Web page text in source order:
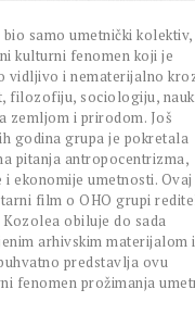
bio samo umetnički kolektiv,
kulturni fenomen koji je
vidljivo i nematerijalno
filozofiju, sociologiju,
zemljom i prirodom. Još
godina grupa je pokretala
pitanja antropocentrizma,
ekonomije umetnosti. Ovaj
film o OHO grupi
Kozolea obiluje do sada
arhivskim materijalom
predstavlja ovu
fenomen prožimanja